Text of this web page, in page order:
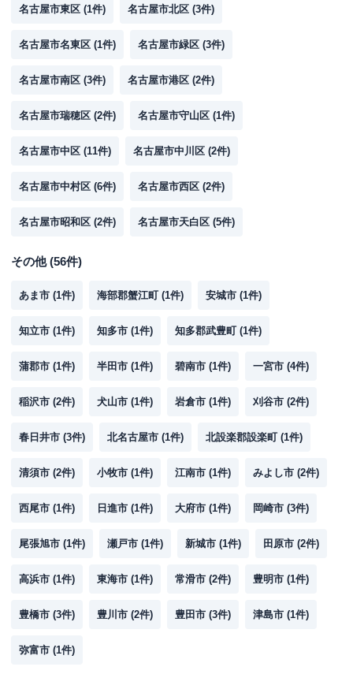
名古屋市東区 (1件) 名古屋市北区 (3件)
名古屋市名東区 (1件) 名古屋市緑区 (3件)
名古屋市南区 (3件) 名古屋市港区 (2件)
名古屋市瑞穂区 (2件) 名古屋市守山区 (1件)
名古屋市中区 (11件) 名古屋市中川区 (2件)
名古屋市中村区 (6件) 名古屋市西区 (2件)
名古屋市昭和区 (2件) 名古屋市天白区 (5件)
その他(56件)
あま市 (1件) 海部郡蟹江町 (1件) 安城市 (1件)
知立市 (1件) 知多市 (1件) 知多郡武豊町 (1件)
蒲郡市 (1件) 半田市 (1件) 碧南市 (1件) 一宮市 (4件)
稲沢市 (2件) 犬山市 (1件) 岩倉市 (1件) 刈谷市 (2件)
春日井市 (3件) 北名古屋市 (1件) 北設楽郡設楽町 (1件)
清須市 (2件) 小牧市 (1件) 江南市 (1件) みよし市 (2件)
西尾市 (1件) 日進市 (1件) 大府市 (1件) 岡崎市 (3件)
尾張旭市 (1件) 瀬戸市 (1件) 新城市 (1件) 田原市 (2件)
高浜市 (1件) 東海市 (1件) 常滑市 (2件) 豊明市 (1件)
豊橋市 (3件) 豊川市 (2件) 豊田市 (3件) 津島市 (1件)
弥富市 (1件)